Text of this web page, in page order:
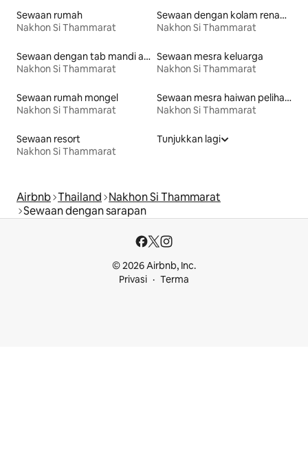
Sewaan rumah
Nakhon Si Thammarat
Sewaan dengan kolam renang
Nakhon Si Thammarat
Sewaan dengan tab mandi air panas
Nakhon Si Thammarat
Sewaan mesra keluarga
Nakhon Si Thammarat
Sewaan rumah mongel
Nakhon Si Thammarat
Sewaan mesra haiwan peliharaan
Nakhon Si Thammarat
Sewaan resort
Nakhon Si Thammarat
Tunjukkan lagi
Airbnb Thailand Nakhon Si Thammarat
Sewaan dengan sarapan
© 2026 Airbnb, Inc.
Privasi
Terma